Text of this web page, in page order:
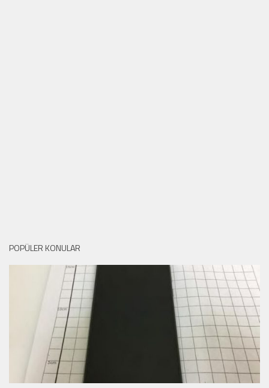
POPÜLER KONULAR